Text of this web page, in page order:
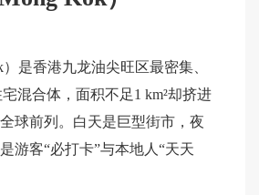
是香港九龙油尖旺区最密集、
混合体，面积不足1 km²却挤进
球前列。白天是巨型街市，夜
游客“必打卡”与本地人“天天